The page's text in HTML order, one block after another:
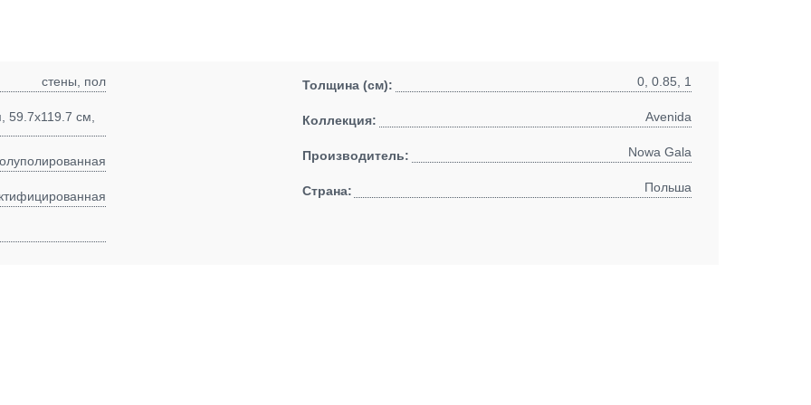
стены, пол
59.7x119.7 см,
Толщина (см): 0, 0.85, 1
Коллекция: Avenida
Производитель: Nowa Gala
Страна: Польша